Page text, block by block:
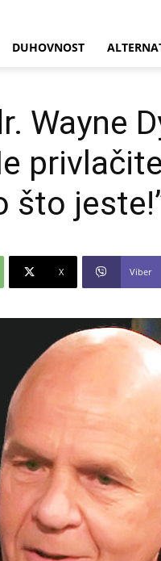
DUHOVNOST
Wayne
što
X Viber